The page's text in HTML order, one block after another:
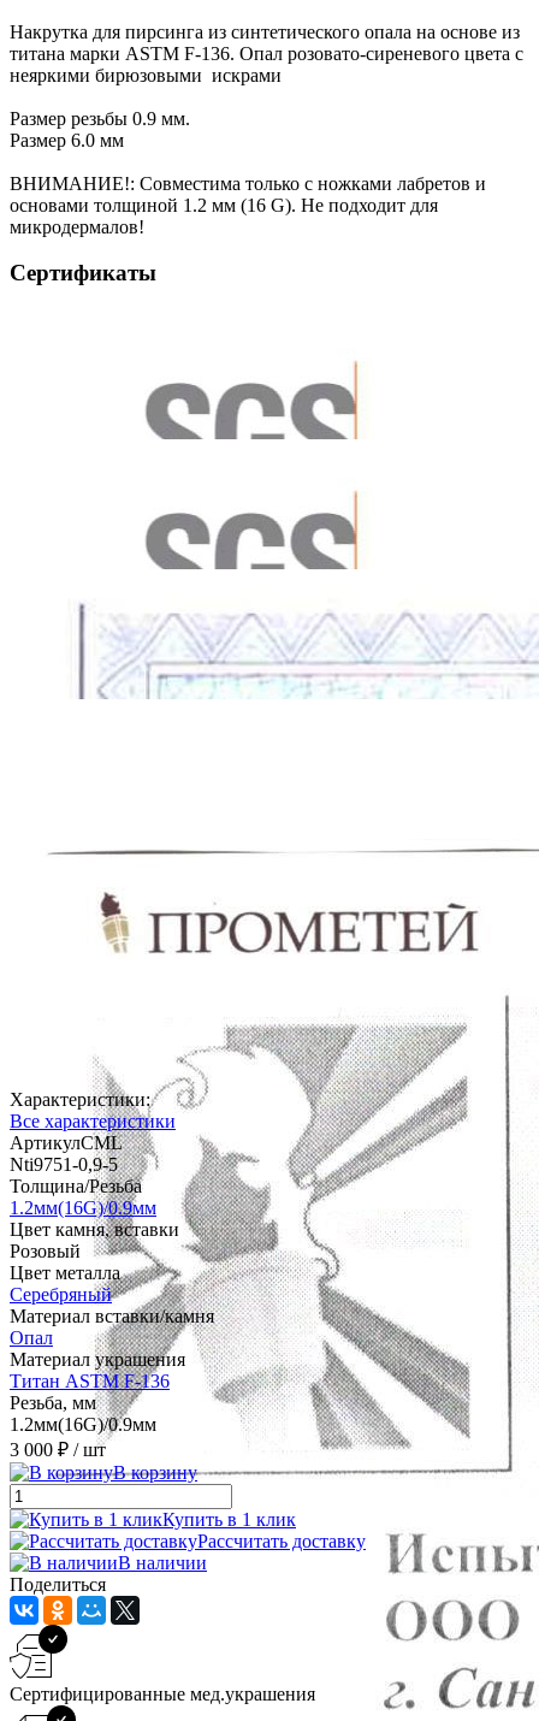
Накрутка для пирсинга из синтетического опала на основе из
титана марки ASTM F-136. Опал розовато-сиреневого цвета с
неяркими бирюзовыми искрами
Размер резьбы 0.9 мм.
Размер 6.0 мм
ВНИМАНИЕ!: Совместима только с ножками лабретов и
основами толщиной 1.2 мм (16 G). Не подходит для
микродермалов!
Сертификаты
Характеристики:
Все характеристики
АртикулCML
Nti9751-0,9-5
Толщина/Резьба
1.2мм(16G)/0.9мм
Цвет камня, вставки
Розовый
Цвет металла
Серебряный
Материал вставки/камня
Опал
Материал украшения
Титан ASTM F-136
Резьба, мм
1.2мм(16G)/0.9мм
3 000 ₽ / шт
В корзину
Купить в 1 клик
Рассчитать доставку
В наличии
Поделиться
Сертифицированные мед.украшения